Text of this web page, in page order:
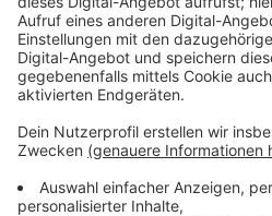
Tatsächliche Größe
Anzeige
noch nicht abschätzen. Die